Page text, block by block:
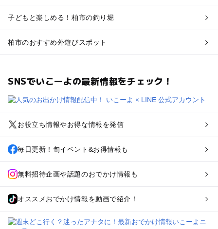
子どもと楽しめる！柏市の釣り堀
柏市のおすすめ外遊びスポット
SNSでいこーよの最新情報をチェック！
お役立ち情報やお得な情報を発信
毎日更新！旬イベント&お得情報も
無料招待企画や話題のおでかけ情報も
オススメおでかけ情報を動画で紹介！